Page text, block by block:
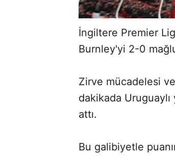
İngiltere Premier
Burnley'yi 2-0
Zirve mücadelesi
dakikada
attı.
Bu galibiyetle